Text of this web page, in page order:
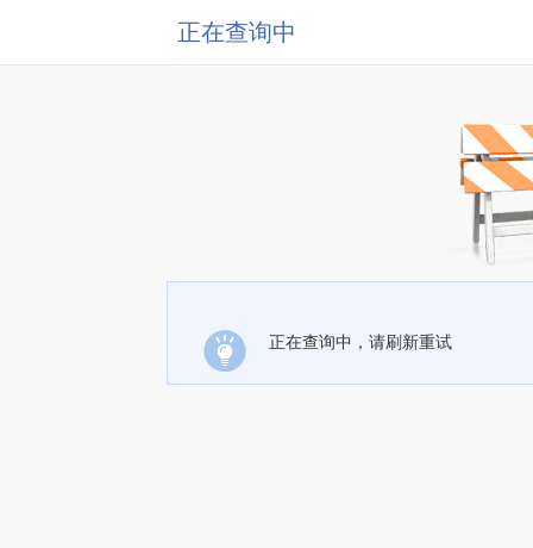
正在查询中
正在查询中，请刷新重试